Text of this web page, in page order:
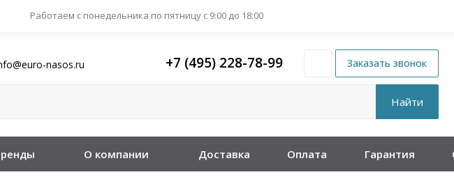
Работаем с понедельника по пятницу с 9:00 до 18:00
nasos.ru +7 (495) 228-78-99
О компании Доставка Оплата Гарантия